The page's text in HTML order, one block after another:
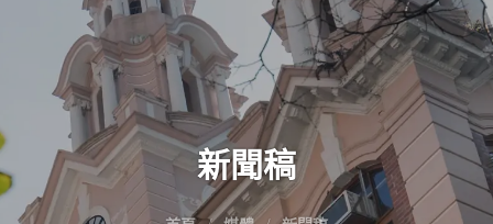
新聞稿